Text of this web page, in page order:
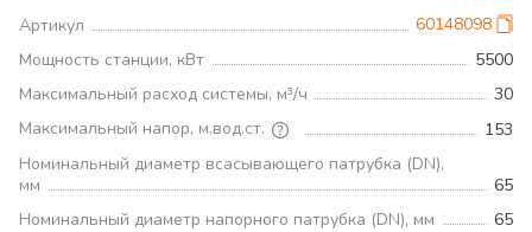
Артикул
60148098
Мощность станции, кВт
5500
Максимальный расход системы, м³/ч
30
Максимальный напор, м.вод.ст.
153
Номинальный диаметр всасывающего патрубка (DN),
мм
65
Номинальный диаметр напорного патрубка (DN), мм
65